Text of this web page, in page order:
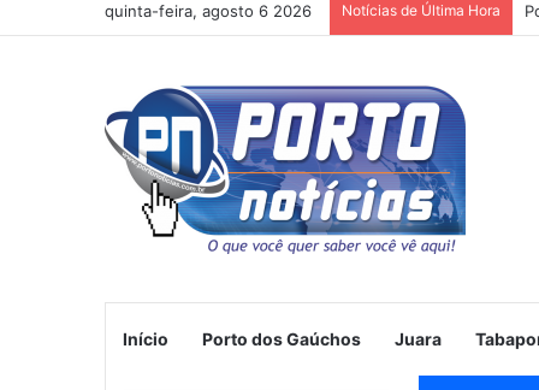
quinta-feira, agosto 6 2026 Notícias de Última Hora
Início Porto dos Gaúchos Juara